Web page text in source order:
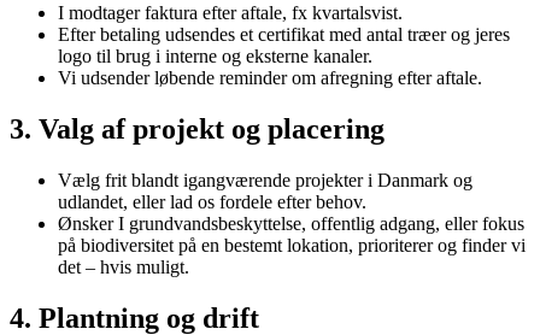
I modtager faktura efter aftale, fx kvartalsvist.
Efter betaling udsendes et certifikat med antal træer og jeres
logo til brug i interne og eksterne kanaler.
Vi udsender løbende reminder om afregning efter aftale.
3. Valg af projekt og placering
Vælg frit blandt igangværende projekter i Danmark og
udlandet, eller lad os fordele efter behov.
Ønsker I grundvandsbeskyttelse, offentlig adgang, eller fokus
på biodiversitet på en bestemt lokation, prioriterer og finder vi
det – hvis muligt.
4. Plantning og drift